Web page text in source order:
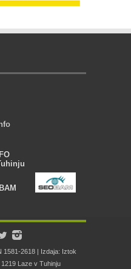
1581-2618 | Izdaja: Iztok
Laze v Tuhinju